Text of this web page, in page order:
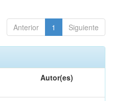
Anterior 1 Siguiente
Autor(es)